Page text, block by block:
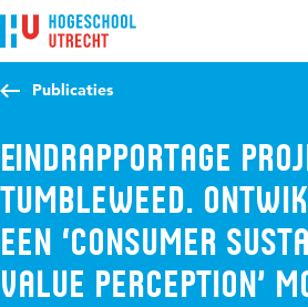
Direct naar de inhoud
Direct naar de hoofdnavigatie
Direct naar de zoekfunctie
Publicaties
Eindrapportage
Tumbleweed.
een ‘Consumer
Value Perception’